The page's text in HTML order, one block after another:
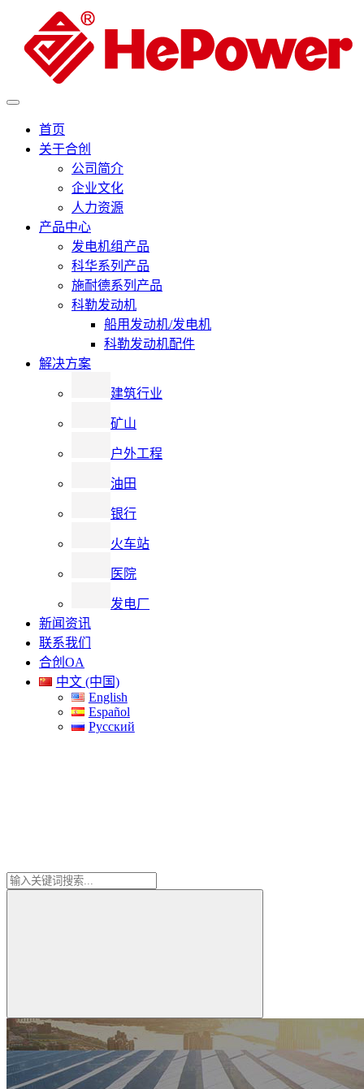
首页
关于合创
公司简介
企业文化
人力资源
产品中心
发电机组产品
科华系列产品
施耐德系列产品
科勒发动机
船用发动机/发电机
科勒发动机配件
解决方案
建筑行业
矿山
户外工程
油田
银行
火车站
医院
发电厂
新闻资讯
联系我们
合创OA
中文 (中国)
English
Español
Русский